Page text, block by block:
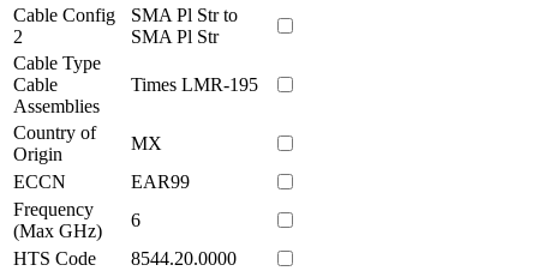
Cable Config
2
SMA Pl Str to
SMA Pl Str
Cable Type
Cable
Assemblies
Times LMR-195
Country of
Origin
MX
ECCN
EAR99
Frequency
(Max GHz)
6
HTS Code
8544.20.0000